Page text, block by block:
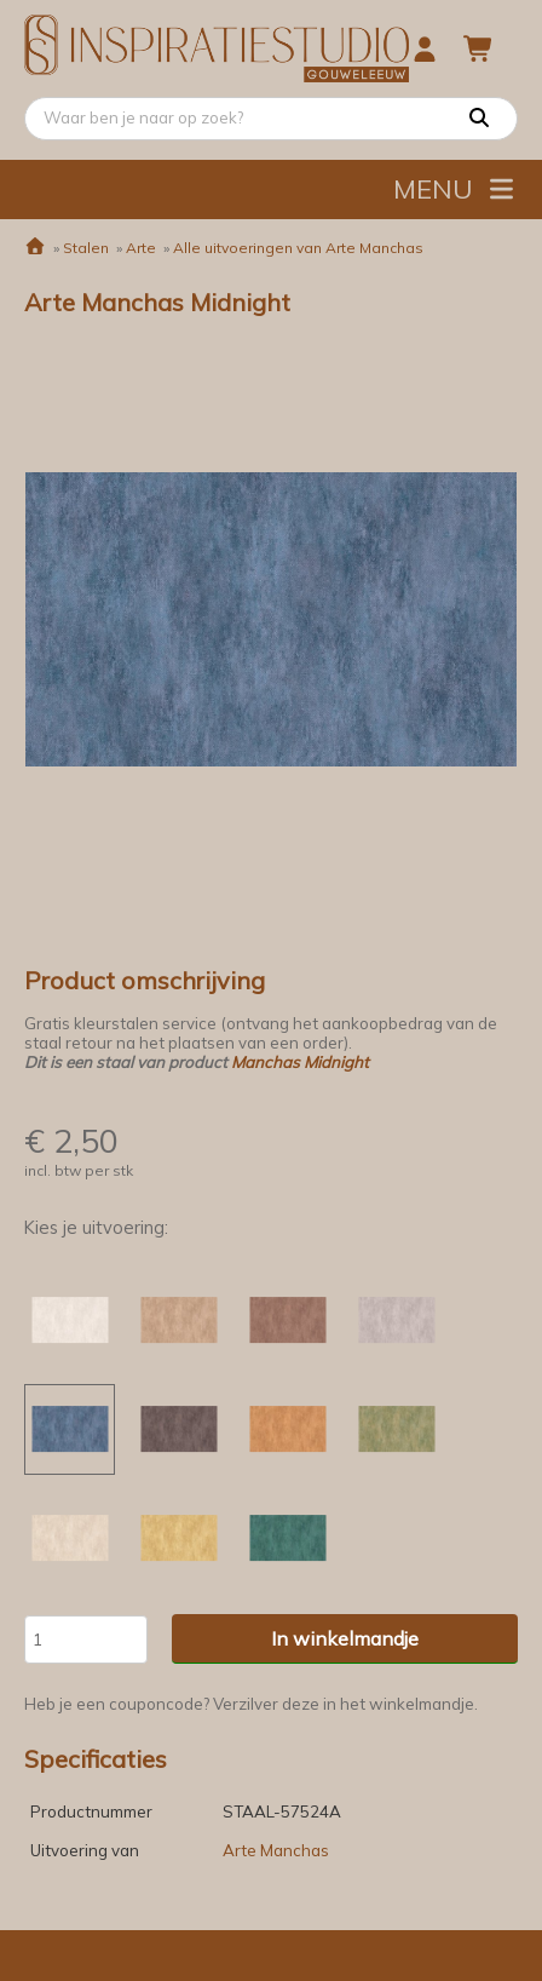
MENU
» Stalen » Arte » Alle uitvoeringen van Arte Manchas
Arte Manchas Midnight
Product omschrijving
Gratis kleurstalen service (ontvang het aankoopbedrag van de
staal retour na het plaatsen van een order).
Dit is een staal van productManchas Midnight
€ 2,50
incl. btw per stk
Kies je uitvoering:
In winkelmandje
Heb je een couponcode? Verzilver deze in het winkelmandje.
Specificaties
Productnummer
STAAL-57524A
Uitvoering van
Arte Manchas